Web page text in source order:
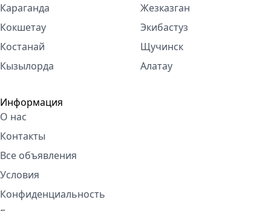
Караганда
Кокшетау
Костанай
Кызылорда
Жезказган
Экибастуз
Щучинск
Алатау
Информация
О нас
Контакты
Все объявления
Условия
Конфиденциальность